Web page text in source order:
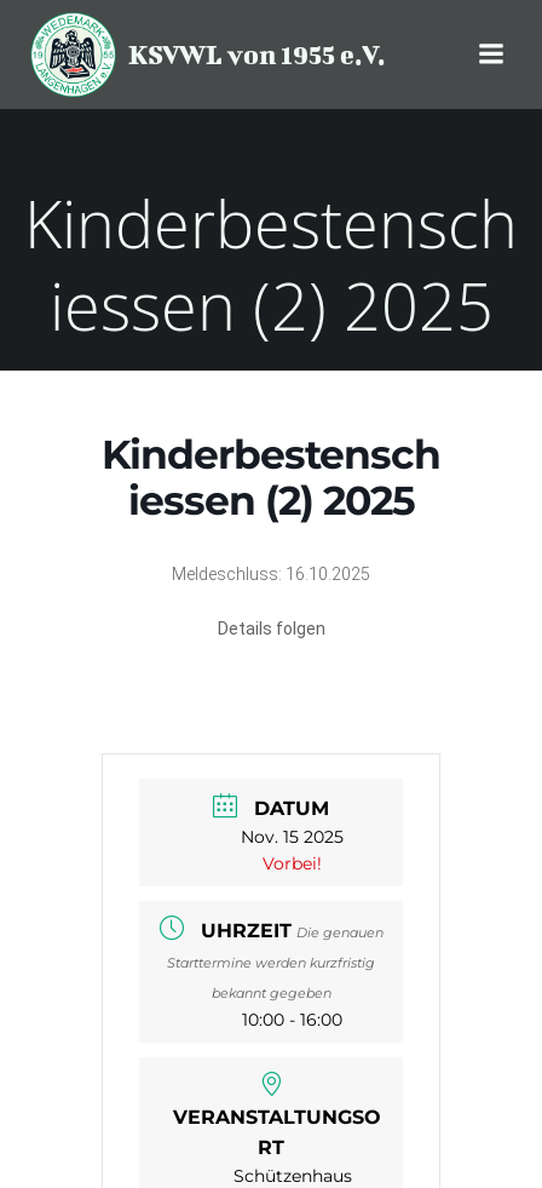
Inhalt
springen
KSVWL von 1955 e.V.
Kinderbestensch
iessen (2) 2025
Kinderbestensch
iessen (2) 2025
Meldeschluss: 16.10.2025
Details folgen
DATUM
Nov. 15 2025
Vorbei!
UHRZEIT Die genauen
Starttermine werden kurzfristig
bekannt gegeben
10:00 - 16:00
VERANSTALTUNGSO
RT
Schützenhaus